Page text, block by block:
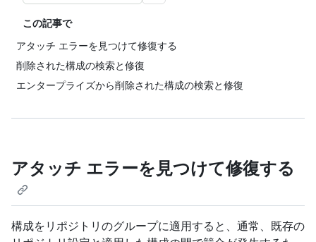
この記事で
アタッチ エラーを見つけて修復する
削除された構成の検索と修復
エンタープライズから削除された構成の検索と修復
アタッチ エラーを見つけて修復する
構成をリポジトリのグループに適用すると、通常、既存の